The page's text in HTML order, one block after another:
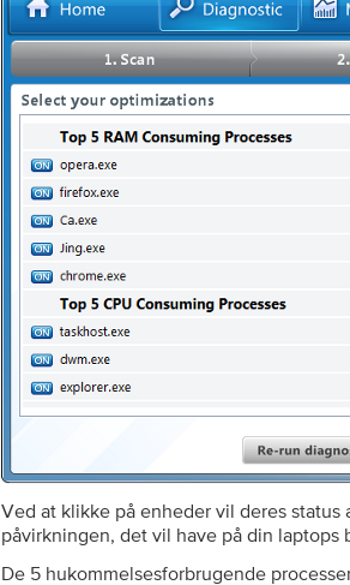
Ved at klikke på enheder vil deres
påvirkningen, det vil have på din
De 5 hukommelsesforbrugende